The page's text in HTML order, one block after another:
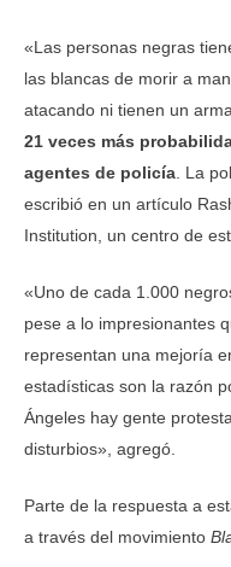
«Las personas negras
las blancas de morir a
atacando ni tienen un
21 veces más
agentes de policía . La
escribió en un artículo
Institution, un centro de
«Uno de cada 1.000
pese a lo impresionantes
representan una mejoría
estadísticas son la razón
Ángeles hay gente
disturbios», agregó.
Parte de la respuesta a
a través del movimiento